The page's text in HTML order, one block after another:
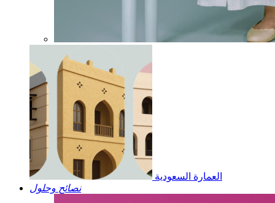
العمارة السعودية
نصائح وحلول